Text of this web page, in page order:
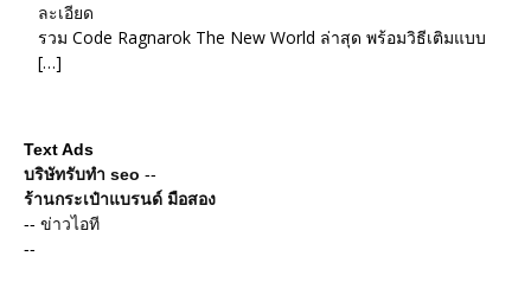
ละเอียด
รวม Code Ragnarok The New World ล่าสุด พร้อมวิธีเติมแบบ
[…]
Text Ads
บริษัทรับทำ seo --
ร้านกระเป๋าแบรนด์ มือสอง
-- ข่าวไอที
--